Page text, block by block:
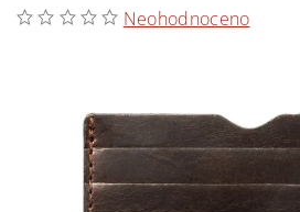
Neohodnoceno